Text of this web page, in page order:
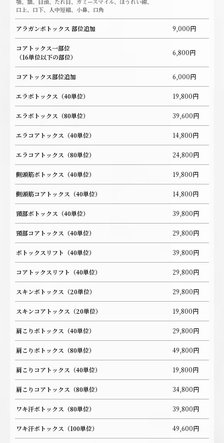
口上、口下、人中短縮、小鼻、口角
アラガンボトックス 部位追加 9,000円
コアトックス一部位
（16単位以下の部位）
6,800円
コアトックス部位追加 6,000円
エラボトックス（40単位） 19,800円
エラボトックス（80単位） 39,600円
エラコアトックス（40単位） 14,800円
エラコアトックス（80単位） 24,800円
側頭筋ボトックス（40単位） 19,800円
側頭筋コアトックス（40単位） 14,800円
頸部ボトックス（40単位） 39,800円
頸部コアトックス（40単位） 29,800円
ボトックスリフト（40単位） 39,800円
コアトックスリフト（40単位） 29,800円
スキンボトックス（20単位） 29,800円
スキンコアトックス（20単位） 19,800円
肩こりボトックス（40単位） 29,800円
肩こりボトックス（80単位） 49,800円
肩こりコアトックス（40単位） 19,800円
肩こりコアトックス（80単位） 34,800円
ワキ汗ボトックス（80単位） 39,800円
ワキ汗ボトックス（100単位） 49,600円